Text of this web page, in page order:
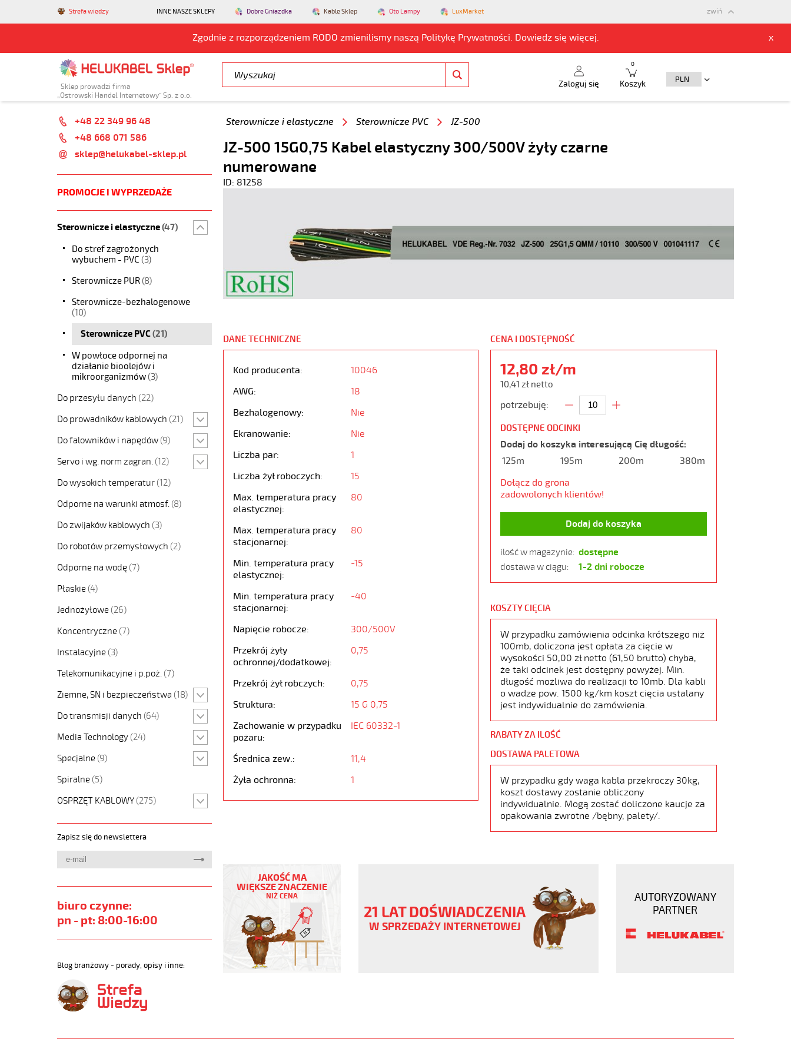
Strefa wiedzy INNE NASZE SKLEPY Dobre Gniazdka Kable Sklep Oto Lampy LuxMarket
Zgodnie z rozporządzeniem RODO zmienilismy naszą Politykę Prywatności. Dowiedz się więcej. x
zwiń
Sklep prowadzi firma
„Ostrowski Handel Internetowy” Sp. z o.o.
Zaloguj się Koszyk
0
+48 22 349 96 48
+48 668 071 586
sklep@helukabel-sklep.pl
PROMOCJE I WYPRZEDAŻE
Sterownicze i elastyczne(47)
Do stref zagrożonych
wybuchem - PVC (3)
Sterownicze PUR(8)
Sterownicze-bezhalogenowe
(10)
Sterownicze PVC(21)
W powłoce odpornej na
działanie bioolejów i
mikroorganizmów(3)
Do przesyłu danych (22)
Do prowadników kablowych (21)
Do falowników i napędów (9)
Servo i wg. norm zagran. (12)
Do wysokich temperatur (12)
Odporne na warunki atmosf. (8)
Do zwijaków kablowych (3)
Do robotów przemysłowych (2)
Odporne na wodę (7)
Płaskie (4)
Jednożyłowe (26)
Koncentryczne (7)
Instalacyjne (3)
Telekomunikacyjne i p.poż. (7)
Ziemne, SN i bezpieczeństwa (18)
Do transmisji danych (64)
Media Technology (24)
Specjalne (9)
Spiralne (5)
OSPRZĘT KABLOWY (275)
Zapisz się do newslettera
biuro czynne:
pn - pt: 8:00-16:00
Blog branżowy - porady, opisy i inne:
Sterownicze i elastyczne Sterownicze PVC JZ-500
JZ-500 15G0,75 Kabel elastyczny 300/500V żyły czarne
numerowane
ID: 81258
DANE TECHNICZNE
Kod producenta:
10046
AWG:
18
Bezhalogenowy:
Nie
Ekranowanie:
Nie
Liczba par:
1
Liczba żył roboczych:
15
Max. temperatura pracy
elastycznej:
80
Max. temperatura pracy
stacjonarnej:
80
Min. temperatura pracy
elastycznej:
-15
Min. temperatura pracy
stacjonarnej:
-40
Napięcie robocze:
300/500V
Przekrój żyły
ochronnej/dodatkowej:
0,75
Przekrój żył robczych:
0,75
Struktura:
15 G 0,75
Zachowanie w przypadku
pożaru:
IEC 60332-1
Średnica zew.:
11,4
Żyła ochronna:
1
CENA I DOSTĘPNOŚĆ
12,80 zł/m
10,41 zł netto
potrzebuję:
DOSTĘPNE ODCINKI
Dodaj do koszyka interesującą Cię długość:
125m
195m 200m
380m
Dołącz do grona
zadowolonych klientów!
Dodaj do koszyka
ilość w magazynie: dostępne
dostawa w ciągu: 1-2 dni robocze
KOSZTY CIĘCIA
W przypadku zamówienia odcinka krótszego niż
100mb, doliczona jest opłata za cięcie w
wysokości 50,00 zł netto (61,50 brutto) chyba,
że taki odcinek jest dostępny powyżej. Min.
długość możliwa do realizacji to 10mb. Dla kabli
o wadze pow. 1500 kg/km koszt cięcia ustalany
jest indywidualnie do zamówienia.
RABATY ZA ILOŚĆ
DOSTAWA PALETOWA
W przypadku gdy waga kabla przekroczy 30kg,
koszt dostawy zostanie obliczony
indywidualnie. Mogą zostać doliczone kaucje za
opakowania zwrotne /bębny, palety/.
15G0,75
Kabel
300/500V
czarne
numerowane
https://www.static.helukabel-
500-
JAKOŚĆ MA
WIĘKSZE ZNACZENIE
NIŻ CENA
21 LAT DOŚWIADCZENIA
W SPRZEDAŻY INTERNETOWEJ
AUTORYZOWANY
PARTNER